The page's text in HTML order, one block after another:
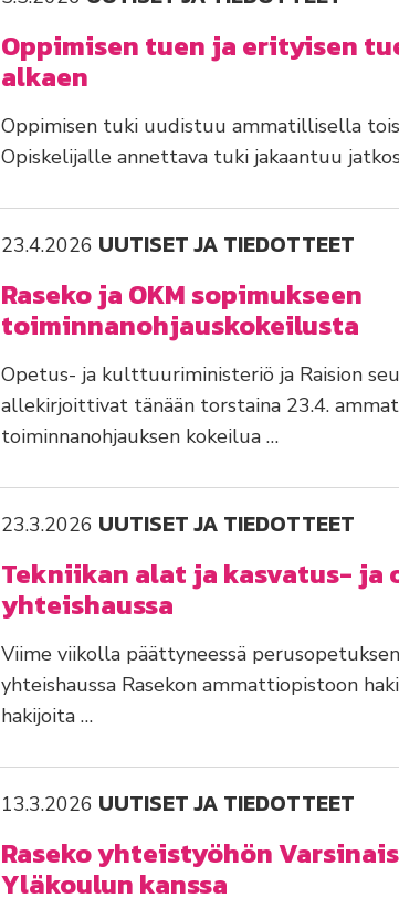
Oppimisen tuen ja erityisen
alkaen
Oppimisen tuki uudistuu ammatillisella
Opiskelijalle annettava tuki jakaantuu
23.4.2026 UUTISET JA TIEDOTTEET
Raseko ja OKM sopimukseen
toiminnanohjauskokeilusta
Opetus- ja kulttuuriministeriö ja Raision
allekirjoittivat tänään torstaina 23.4.
toiminnanohjauksen kokeilua …
23.3.2026 UUTISET JA TIEDOTTEET
Tekniikan alat ja kasvatus- ja
yhteishaussa
Viime viikolla päättyneessä
yhteishaussa Rasekon ammattiopistoon
hakijoita …
13.3.2026 UUTISET JA TIEDOTTEET
Raseko yhteistyöhön
Yläkoulun kanssa